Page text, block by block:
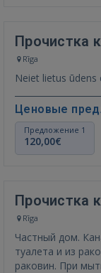
Прочистка
Rīga
Ценовые
Предложение 1
120,00€
Прочистка
Rīga
Частный дом.
туалета и из
раковин. При